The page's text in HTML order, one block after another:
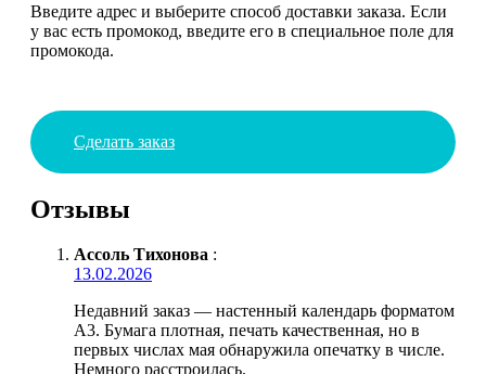
Введите адрес и выберите способ доставки заказа. Если
у вас есть промокод, введите его в специальное поле для
промокода.
Сделать заказ
Отзывы
Ассоль Тихонова :
13.02.2026
Недавний заказ — настенный календарь форматом
А3. Бумага плотная, печать качественная, но в
первых числах мая обнаружила опечатку в числе.
Немного расстроилась.